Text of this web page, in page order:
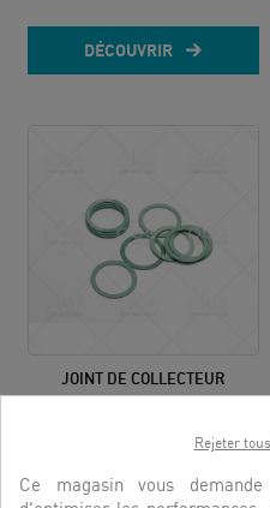
DÉCOUVRIR
JOINT DE COLLECTEUR
Rejeter
Ce magasin vous